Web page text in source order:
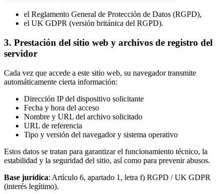
el Reglamento General de Protección de Datos (RGPD),
el UK GDPR (versión británica del RGPD).
3. Prestación del sitio web y archivos de registro del
servidor
Cada vez que accede a este sitio web, su navegador transmite
automáticamente cierta información:
Dirección IP del dispositivo solicitante
Fecha y hora del acceso
Nombre y URL del archivo solicitado
URL de referencia
Tipo y versión del navegador y sistema operativo
Estos datos se tratan para garantizar el funcionamiento técnico, la
estabilidad y la seguridad del sitio, así como para prevenir abusos.
Base jurídica: Artículo 6, apartado 1, letra f) RGPD / UK GDPR
(interés legítimo).